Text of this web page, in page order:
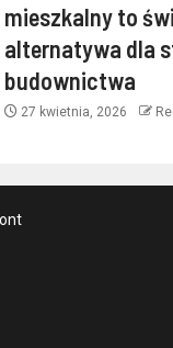
mieszkalny to
alternatywa dla
budownictwa
27 kwietnia, 2026